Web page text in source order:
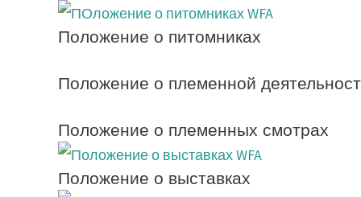
Положение о питомниках
Положение о племенной
Положение о племенных смотрах
Положение о выставках